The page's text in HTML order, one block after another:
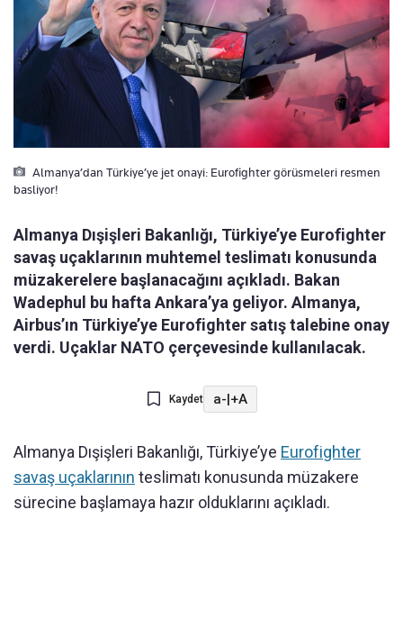
Almanya’dan Türkiye’ye jet onayi: Eurofighter görüsmeleri resmen
basliyor!
Almanya Dışişleri Bakanlığı, Türkiye’ye Eurofighter
savaş uçaklarının muhtemel teslimatı konusunda
müzakerelere başlanacağını açıkladı. Bakan
Wadephul bu hafta Ankara’ya geliyor. Almanya,
Airbus’ın Türkiye’ye Eurofighter satış talebine onay
verdi. Uçaklar NATO çerçevesinde kullanılacak.
Kaydet a-|+A
Almanya Dışişleri Bakanlığı, Türkiye’ye Eurofighter
savaş uçaklarının teslimatı konusunda müzakere
sürecine başlamaya hazır olduklarını açıkladı.